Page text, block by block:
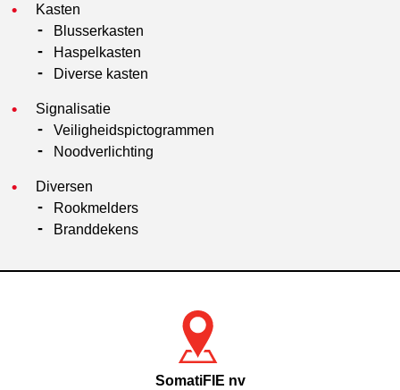
Kasten
Blusserkasten
Haspelkasten
Diverse kasten
Signalisatie
Veiligheidspictogrammen
Noodverlichting
Diversen
Rookmelders
Branddekens
SomatiFIE nv